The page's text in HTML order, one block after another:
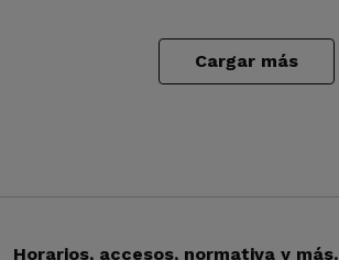
Cargar más
Horarios, accesos, normativa y más.